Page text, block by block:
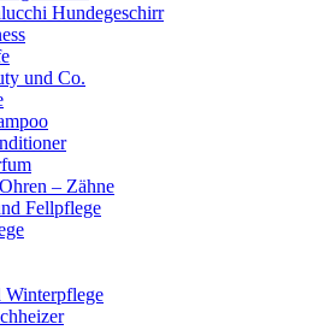
Hundegeschirr
und Co.
– Zähne
Fellpflege
Winterpflege